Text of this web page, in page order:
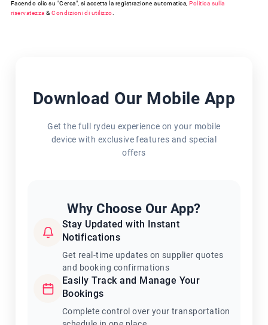
Facendo clic su "Cerca", si accetta la registrazione automatica, Politica sulla
riservatezza &Condizioni di utilizzo
Download Our Mobile App
Get the full rydeu experience on your mobile
device with exclusive features and special
offers
Why Choose Our App?
Stay Updated with Instant
Notifications
Get real-time updates on supplier quotes
and booking confirmations
Easily Track and Manage Your
Bookings
Complete control over your transportation